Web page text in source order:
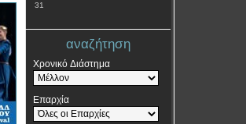
31
αναζήτηση
Χρονικό Διάστημα
Επαρχία